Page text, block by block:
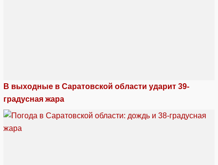
В выходные в Саратовской области ударит 39-
градусная жара